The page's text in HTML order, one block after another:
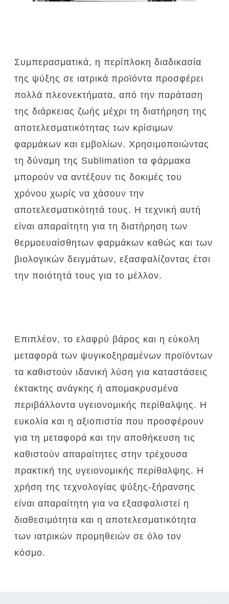
Συμπερασματικά, η περίπλοκη διαδικασία
της ψύξης σε ιατρικά προϊόντα προσφέρει
πολλά πλεονεκτήματα, από την παράταση
της διάρκειας ζωής μέχρι τη διατήρηση της
αποτελεσματικότητας των κρίσιμων
φαρμάκων και εμβολίων. Χρησιμοποιώντας
τη δύναμη της Sublimation τα φάρμακα
μπορούν να αντέξουν τις δοκιμές του
χρόνου χωρίς να χάσουν την
αποτελεσματικότητά τους. Η τεχνική αυτή
είναι απαραίτητη για τη διατήρηση των
θερμοευαίσθητων φαρμάκων καθώς και των
βιολογικών δειγμάτων, εξασφαλίζοντας έτσι
την ποιότητά τους για το μέλλον.
Επιπλέον, το ελαφρύ βάρος και η εύκολη
μεταφορά των ψυγικοξηραμένων προϊόντων
τα καθιστούν ιδανική λύση για καταστάσεις
έκτακτης ανάγκης ή απομακρυσμένα
περιβάλλοντα υγειονομικής περίθαλψης. Η
ευκολία και η αξιοπιστία που προσφέρουν
για τη μεταφορά και την αποθήκευση τις
καθιστούν απαραίτητες στην τρέχουσα
πρακτική της υγειονομικής περίθαλψης. Η
χρήση της τεχνολογίας ψύξης-ξήρανσης
είναι απαραίτητη για να εξασφαλιστεί η
διαθεσιμότητα και η αποτελεσματικότητα
των ιατρικών προμηθειών σε όλο τον
κόσμο.